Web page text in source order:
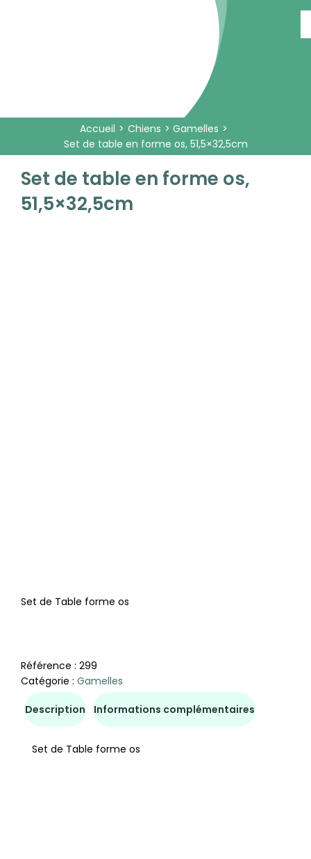
Accueil Chiens
Gamelles
Set de table en forme os, 51,5×32,5cm
Set de table en forme os,
51,5×32,5cm
Set de Table forme os
Référence : 299
Catégorie : Gamelles
Description Informations complémentaires
Set de Table forme os